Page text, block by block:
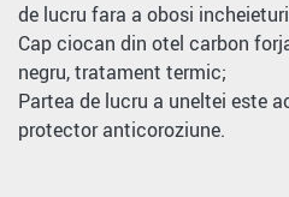
de lucru fara a obosi
Cap ciocan din otel carbon
negru, tratament termic;
Partea de lucru a uneltei este
protector anticoroziune.